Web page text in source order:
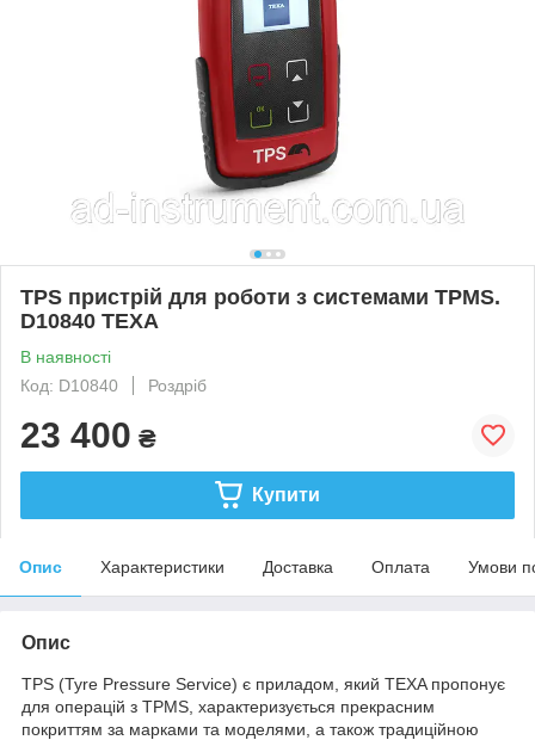
TPS пристрій для роботи з системами TPMS.
D10840 TEXA
В наявності
Код: D10840
Роздріб
23 400 ₴
Купити
Опис Характеристики Доставка Оплата Умови
Опис
TPS (Tyre Pressure Service) є приладом, який TEXA пропонує
для операцій з TPMS, характеризується прекрасним
покриттям за марками та моделями, а також традиційною